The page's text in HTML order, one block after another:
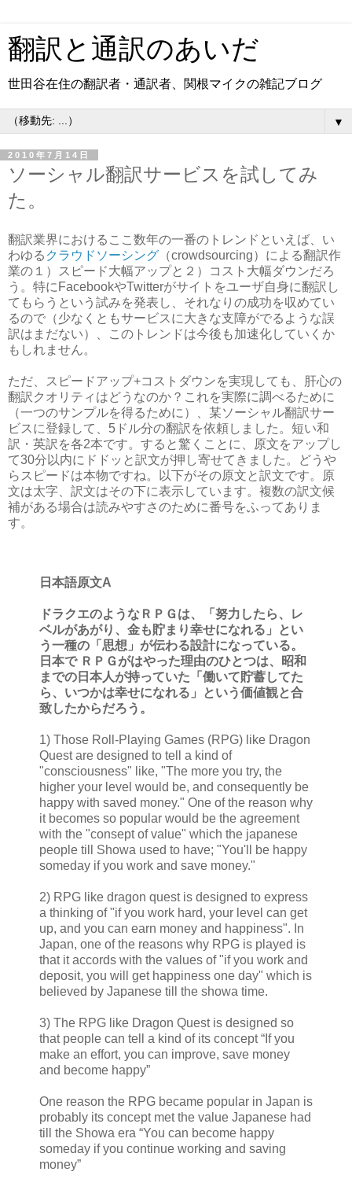
翻訳と通訳のあいだ
世田谷在住の翻訳者・通訳者、関根マイクの雑記ブログ
▼
2010年7月14日
ソーシャル翻訳サービスを試してみ
た。
翻訳業界におけるここ数年の一番のトレンドといえば、い
わゆる クラウドソーシング （crowdsourcing）による翻訳作
業の１）スピード大幅アップと２）コスト大幅ダウンだろ
う。特にFacebookやTwitterがサイトをユーザ自身に翻訳し
てもらうという試みを発表し、それなりの成功を収めてい
るので（少なくともサービスに大きな支障がでるような誤
訳はまだない）、このトレンドは今後も加速化していくか
もしれません。
ただ、スピードアップ+コストダウンを実現しても、肝心の
翻訳クオリティはどうなのか？これを実際に調べるために
（一つのサンプルを得るために）、某ソーシャル翻訳サー
ビスに登録して、5ドル分の翻訳を依頼しました。短い和
訳・英訳を各2本です。すると驚くことに、原文をアップし
て30分以内にドドッと訳文が押し寄せてきました。どうや
らスピードは本物ですね。以下がその原文と訳文です。原
文は太字、訳文はその下に表示しています。複数の訳文候
補がある場合は読みやすさのために番号をふってありま
す。
日本語原文A
ドラクエのようなＲＰＧは、「努力したら、レ
ベルがあがり、金も貯まり幸せになれる」とい
う一種の「思想」が伝わる設計になっている。
日本で ＲＰＧがはやった理由のひとつは、昭和
までの日本人が持っていた「働いて貯蓄してた
ら、いつかは幸せになれる」という価値観と合
致したからだろう。
1) Those Roll-Playing Games (RPG) like Dragon
Quest are designed to tell a kind of
"consciousness" like, "The more you try, the
higher your level would be, and consequently be
happy with saved money." One of the reason why
it becomes so popular would be the agreement
with the "consept of value" which the japanese
people till Showa used to have; "You'll be happy
someday if you work and save money."
2) RPG like dragon quest is designed to express
a thinking of "if you work hard, your level can get
up, and you can earn money and happiness". In
Japan, one of the reasons why RPG is played is
that it accords with the values of "if you work and
deposit, you will get happiness one day" which is
believed by Japanese till the showa time.
3) The RPG like Dragon Quest is designed so
that people can tell a kind of its concept “If you
make an effort, you can improve, save money
and become happy”
One reason the RPG became popular in Japan is
probably its concept met the value Japanese had
till the Showa era “You can become happy
someday if you continue working and saving
money”